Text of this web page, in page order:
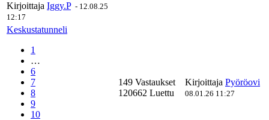
Kirjoittaja Iggy.P - 12.08.25
12:17
Keskustatunneli
1
…
6
7
8
9
10
149 Vastaukset
120662 Luettu
Kirjoittaja Pyöröovi
08.01.26 11:27